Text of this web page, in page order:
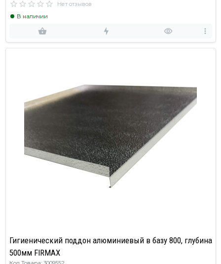
Нет отзывов
В наличии
Гигиенический поддон алюминиевый в базу 800, глубина
500мм FIRMAX